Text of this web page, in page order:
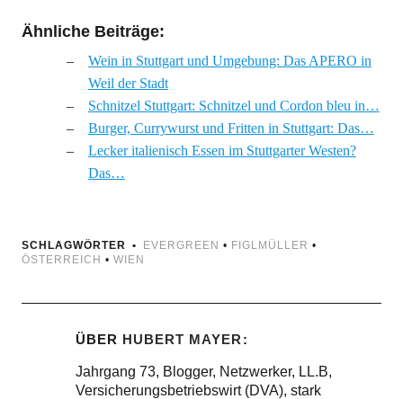
Ähnliche Beiträge:
Wein in Stuttgart und Umgebung: Das APERO in
Weil der Stadt
Schnitzel Stuttgart: Schnitzel und Cordon bleu in…
Burger, Currywurst und Fritten in Stuttgart: Das…
Lecker italienisch Essen im Stuttgarter Westen?
Das…
SCHLAGWÖRTER EVERGREEN • FIGLMÜLLER •
ÖSTERREICH • WIEN
ÜBER HUBERT MAYER
Jahrgang 73, Blogger, Netzwerker, LL.B,
Versicherungsbetriebswirt (DVA), stark